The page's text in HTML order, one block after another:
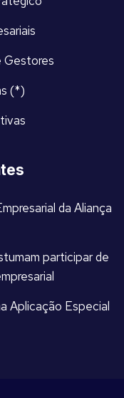
Gestores
(*)
da Aliança
participar de
Aplicação Especial